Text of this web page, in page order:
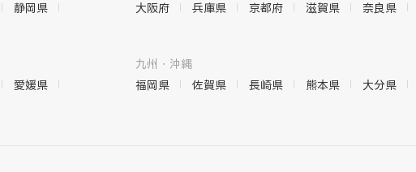
静岡県
大阪府
兵庫県 京都府 滋賀県 奈良県
愛媛県
九州・沖縄
福岡県
佐賀県 長崎県 熊本県 大分県